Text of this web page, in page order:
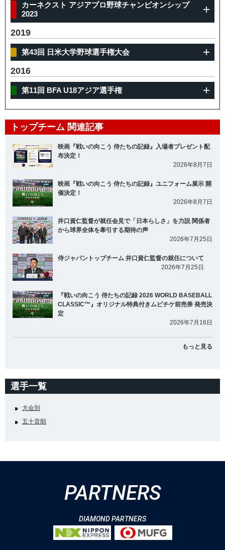
カーネクスト アジアプロ野球チャンピオンシップ
2023
2019
第43回 日米大学野球選手権大会
2016
第11回 BFA U18アジア選手権
トップチーム 関連記事
映画『戦いの向こう 侍たちの記録』入場者プレゼント配
布決定！
2026年8月7日
映画『戦いの向こう 侍たちの記録』ユニフォーム展示 開
催決定！
2026年8月7日
井口資仁監督が就任会見で「日本らしさ」を力説 関係者
から球界全体を牽引する期待の声
2026年7月25日
侍ジャパントップチーム 井口資仁監督の就任について
2026年7月25日
『戦いの向こう 侍たちの記録 2026 WORLD BASEBALL
CLASSIC™』オリジナル特典付きムビチケ前売券 発売決
定
2026年7月16日
もっと見る
選手一覧
大会別
五十音順
PARTNERS
DIAMOND PARTNERS